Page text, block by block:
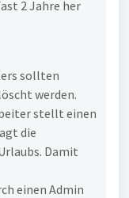
2 Jahre her
sollten
werden.
stellt einen
die
Damit
einen Admin